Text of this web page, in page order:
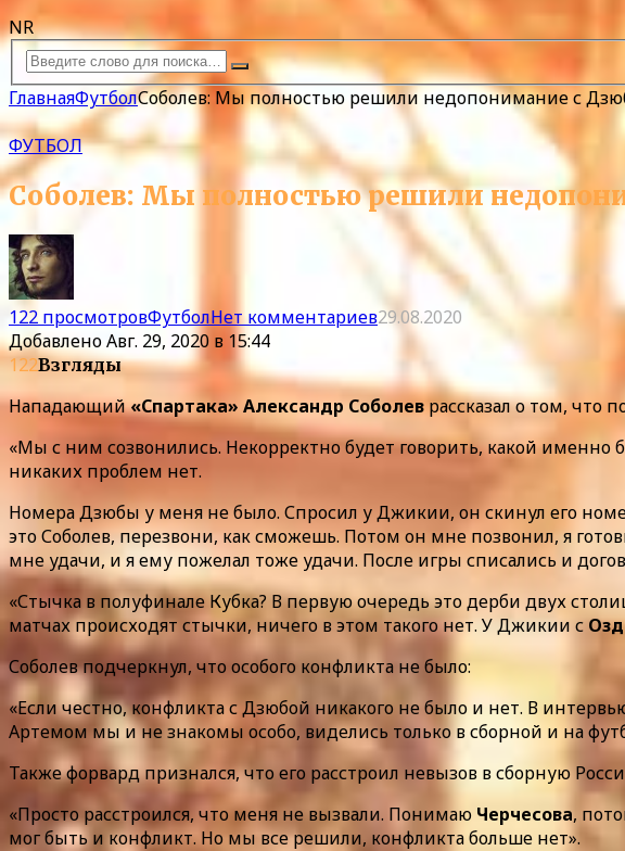
NR
ГлавнаяФутболСоболев: Мы полностью решили недопонимание с
ФУТБОЛ
Соболев: Мы полностью решили
122 просмотровФутболНет комментариев29.08.2020
ДобавленоАвг. 29, 2020 в 15:44
122Взгляды
Нападающий«Спартака» Александр Соболев рассказал о том, что
«Мы с ним созвонились. Некорректно будет говорить, какой
никаких проблем нет.
Номера Дзюбы у меня не было. Спросил у Джикии, он скинул его
это Соболев, перезвони, как сможешь. Потом он мне позвонил, я
мне удачи, и я ему пожелал тоже удачи. После игры списались и
«Стычка в полуфинале Кубка? В первую очередь это дерби двух
матчах происходят стычки, ничего в этом такого нет. У Джикии с
Соболев подчеркнул, что особого конфликта не было:
«Если честно, конфликта с Дзюбой никакого не было и нет. В
Артемом мы и не знакомы особо, виделись только в сборной и на
Также форвард признался, что его расстроил невызов в сборную
«Просто расстроился, что меня не вызвали. Понимаю Черчесова,
мог быть и конфликт. Но мы все решили, конфликта больше нет».